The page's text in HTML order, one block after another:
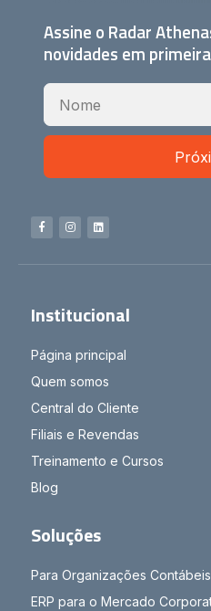
Assine o Radar
novidades em
Institucional
Página principal
Quem somos
Central do Cliente
Filiais e Revendas
Treinamento e Cursos
Blog
Soluções
Para Organizações
ERP para o Mercado